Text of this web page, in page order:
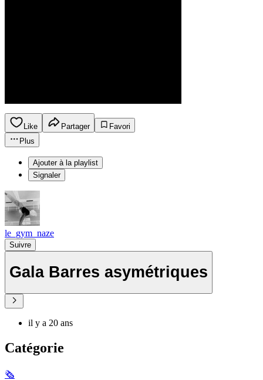
Like Partager
Favori
Plus
Ajouter à la playlist
Signaler
le_gym_naze
Suivre
Gala Barres asymétriques
il y a 20 ans
Catégorie
🗞